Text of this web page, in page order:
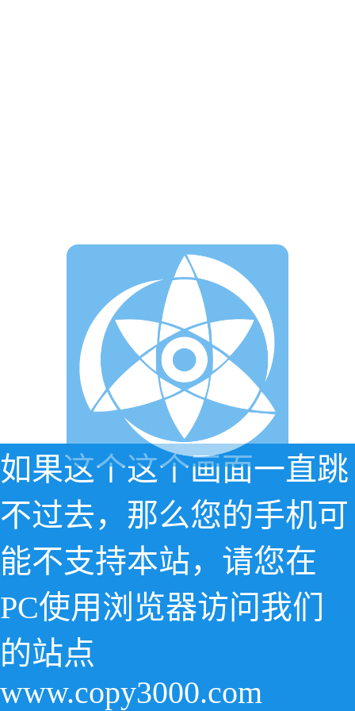
如果这个这个画面一直跳
不过去，那么您的手机可
能不支持本站，请您在
PC使用浏览器访问我们
的站点
www.copy3000.com